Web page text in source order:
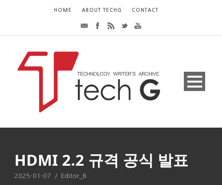
HOME ABOUT TECHG CONTACT
HDMI 2.2 규격 공식 발표
2025-01-07 / Editor_B